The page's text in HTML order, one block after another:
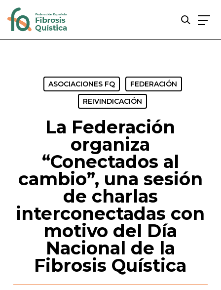
ASOCIACIONES FQ
FEDERACIÓN
REIVINDICACIÓN
La Federación
organiza
“Conectados al
cambio”, una sesión
de charlas
interconectadas con
motivo del Día
Nacional de la
Fibrosis Quística